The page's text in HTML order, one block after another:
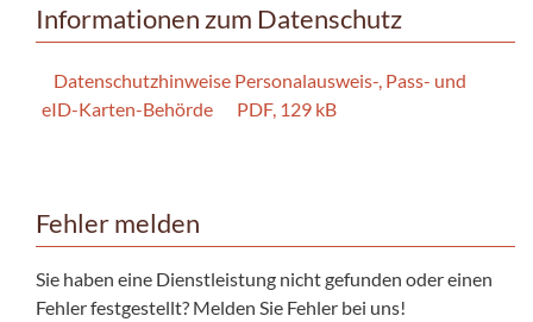
Informationen zum Datenschutz
Datenschutzhinweise Personalausweis-, Pass- und
eID-Karten-Behörde
PDF, 129 kB
Fehler melden
Sie haben eine Dienstleistung nicht gefunden oder einen
Fehler festgestellt? Melden Sie Fehler bei uns!